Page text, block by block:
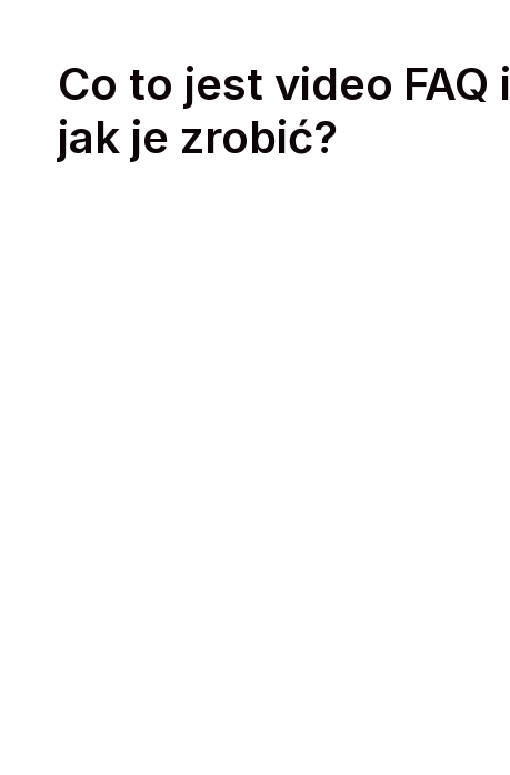
Co to jest video FAQ i
jak je zrobić?